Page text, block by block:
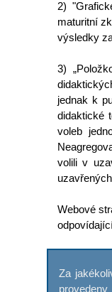
2)
maturitní
výsledky
3)
jednak k
didaktické
voleb
volili v
Webové
Za